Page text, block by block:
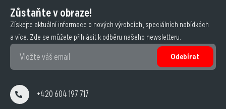
Zůstaňte v obraze!
Získejte aktuální informace o nových výrobcích, speciálních nabídkách
a více. Zde se můžete přihlásit k odběru našeho newsletteru.
Odebírat
+420 604 197 717